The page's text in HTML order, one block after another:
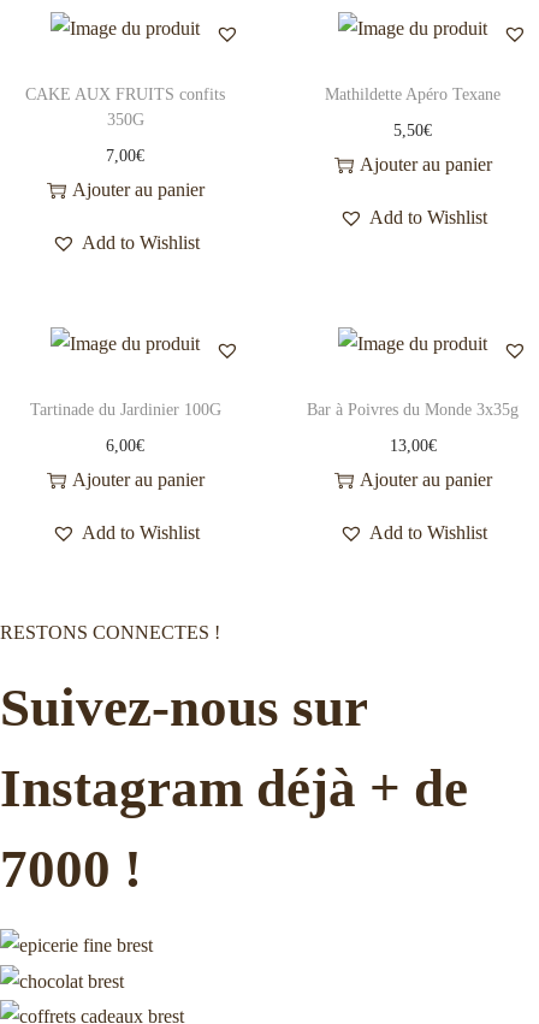
CAKE AUX FRUITS confits
350G
7,00€
Ajouter au panier
Add to Wishlist
Mathildette Apéro Texane
5,50€
Ajouter au panier
Add to Wishlist
Tartinade du Jardinier 100G
6,00€
Ajouter au panier
Add to Wishlist
Bar à Poivres du Monde 3x35g
13,00€
Ajouter au panier
Add to Wishlist
RESTONS CONNECTES !
Suivez-nous sur
Instagram déjà + de
7000 !